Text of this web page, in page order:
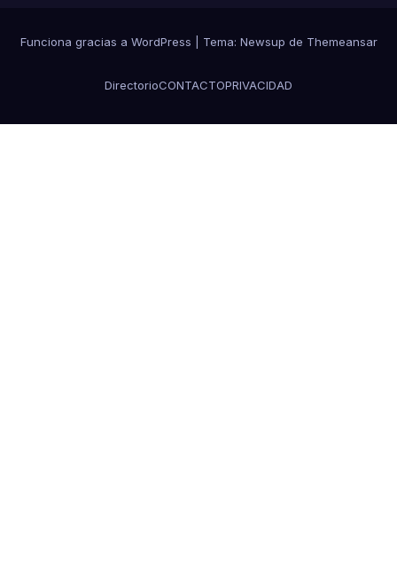
Funciona gracias a WordPress Tema: Newsup de Themeansar
DirectorioCONTACTOPRIVACIDAD